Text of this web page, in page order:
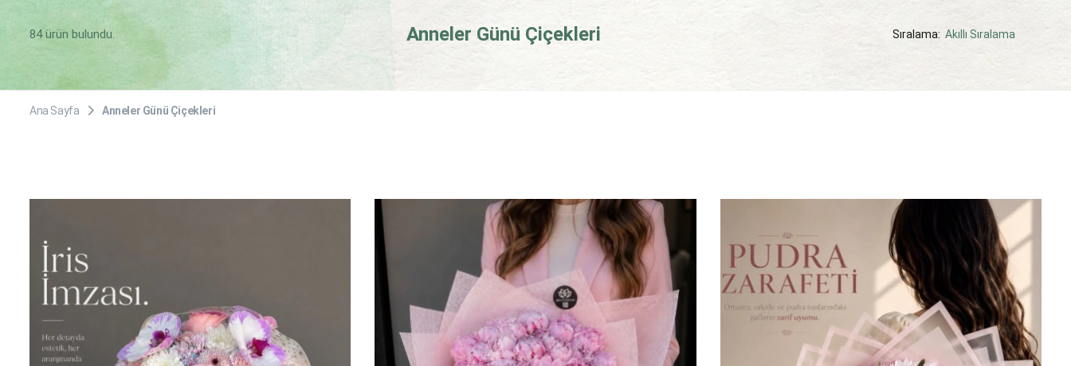
84 ürün bulundu. Anneler Günü Çiçekleri Sıralama: Akıllı Sıralama
Ana Sayfa Anneler Günü Çiçekleri